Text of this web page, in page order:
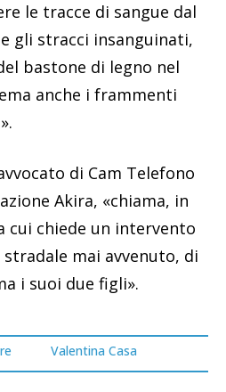
le tracce di sangue dal
gli stracci insanguinati,
bastone di legno nel
anche i frammenti
di Cam Telefono
Akira, «chiama, in
cui chiede un intervento
mai avvenuto, di
i suoi due figli».
Valentina Casa